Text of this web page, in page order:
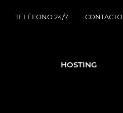
TELÉFONO 24/7 CONTACTO
HOSTING